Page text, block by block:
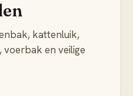
kattenluik,
en veilige